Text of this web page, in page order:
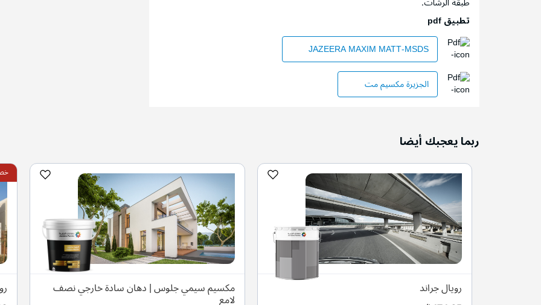
تطبيق pdf
JAZEERA MAXIM MATT-MSDS
الجزيرة مكسيم مت
ربما يعجبك أيضا
رويال جراند
مكسيم سيمي جلوس | دهان سادة خارجي نصف
لامع